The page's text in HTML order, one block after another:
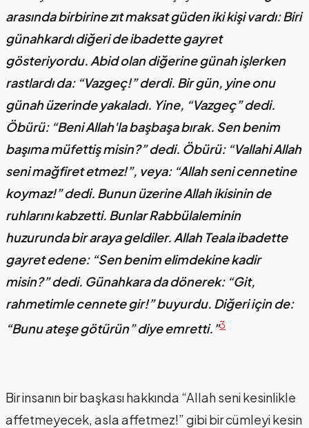
arasında birbirine zıt maksat güden iki kişi vardı: Biri
günahkardı diğeri de ibadette gayret
gösteriyordu. Abid olan diğerine günah işlerken
rastlardı da: “Vazgeç!” derdi. Bir gün, yine onu
günah üzerinde yakaladı. Yine, “Vazgeç” dedi.
Öbürü: “Beni Allah'la başbaşa bırak. Sen benim
başıma müfettiş misin?” dedi. Öbürü: “Vallahi Allah
seni mağfiret etmez!”, veya: “Allah seni cennetine
koymaz!” dedi. Bunun üzerine Allah ikisinin de
ruhlarını kabzetti. Bunlar Rabbülaleminin
huzurunda bir araya geldiler. Allah Teala ibadette
gayret edene: “Sen benim elimdekine kadir
misin?” dedi. Günahkara da dönerek: “Git,
rahmetimle cennete gir!” buyurdu. Diğeri için de:
“Bunu ateşe götürün” diye emretti.”3
Bir insanın bir başkası hakkında “Allah seni kesinlikle
affetmeyecek, asla affetmez!” gibi bir cümleyi kesin